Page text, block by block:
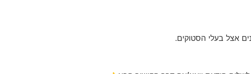
אצל בעלי הסטוקים.